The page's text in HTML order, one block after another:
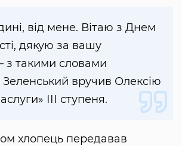
від мене. Вітаю з Днем
дякую за вашу
з такими словами
вручив Олексію
ІІІ ступеня.
хлопець передавав